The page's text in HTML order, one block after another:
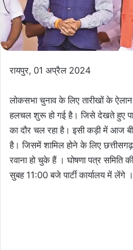
रायपुर, 01 अप्रैल 2024
लोकसभा चुनाव के लिए तारीखों के ऐलान
हलचल शुरू हो गई है। जिसे देखते हुए
का दौर चल रहा है। इसी कड़ी में आज
है। जिसमें शामिल होने के लिए
रवाना हो चुके हैं । घोषणा पत्र समिति
सुबह 11:00 बजे पार्टी कार्यालय में लेंगे ।